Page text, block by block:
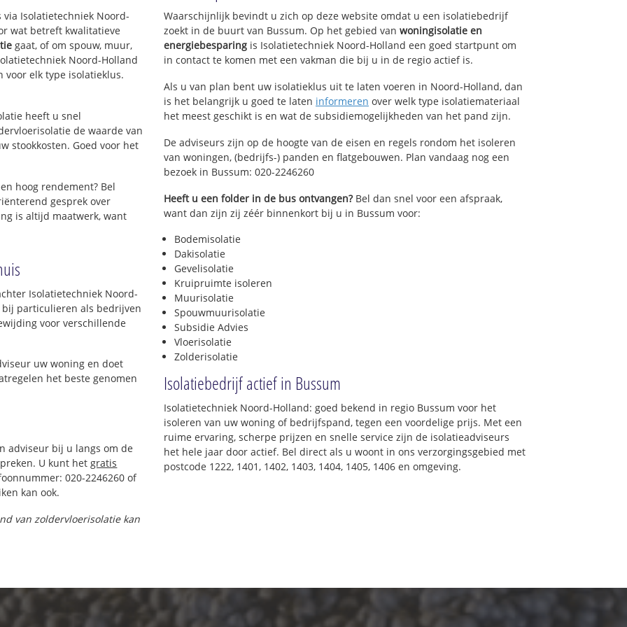
Godelindebuurt
Waltherlaan
Ooster Eng-Noord
Ooster Eng-Zuid
Midden Eng-Oost
Midden Eng-West
Spiegel
Lomanplein
Boslaan
Koedijk
Kom van Bieghel
Meijerkamp
Isolatietechniek Noord-
wat betreft kwalitatieve
gaat, of om spouw, muur,
Noord-Holland
voor elk type isolatieklus.
heeft u snel
de waarde van
stookkosten. Goed voor het
hoog rendement? Bel
gesprek over
is altijd maatwerk, want
Isolatietechniek Noord-
particulieren als bedrijven
voor verschillende
uw woning en doet
het beste genomen
adviseur bij u langs om de
U kunt hetgratis
020-2246260 of
kan ook.
van zoldervloerisolatie kan
Waarschijnlijk bevindt u zich op deze website omdat u een isolatiebedrijf
zoekt in de buurt van Bussum. Op het gebied van woningisolatie en
energiebesparing is Isolatietechniek Noord-Holland een goed startpunt om
in contact te komen met een vakman die bij u in de regio actief is.
Als u van plan bent uw isolatieklus uit te laten voeren in Noord-Holland, dan
is het belangrijk u goed te laten informeren over welk type isolatiemateriaal
het meest geschikt is en wat de subsidiemogelijkheden van het pand zijn.
De adviseurs zijn op de hoogte van de eisen en regels rondom het isoleren
van woningen, (bedrijfs-) panden en flatgebouwen. Plan vandaag nog een
bezoek in Bussum: 020-2246260
Heeft u een folder in de bus ontvangen?Bel dan snel voor een afspraak,
want dan zijn zij zéér binnenkort bij u in Bussum voor:
Bodemisolatie
Dakisolatie
Gevelisolatie
Kruipruimte isoleren
Muurisolatie
Spouwmuurisolatie
Subsidie Advies
Vloerisolatie
Zolderisolatie
Isolatiebedrijf actief in Bussum
Isolatietechniek Noord-Holland: goed bekend in regio Bussum voor het
isoleren van uw woning of bedrijfspand, tegen een voordelige prijs. Met een
ruime ervaring, scherpe prijzen en snelle service zijn de isolatieadviseurs
het hele jaar door actief. Bel direct als u woont in ons verzorgingsgebied met
postcode 1222, 1401, 1402, 1403, 1404, 1405, 1406 en omgeving.